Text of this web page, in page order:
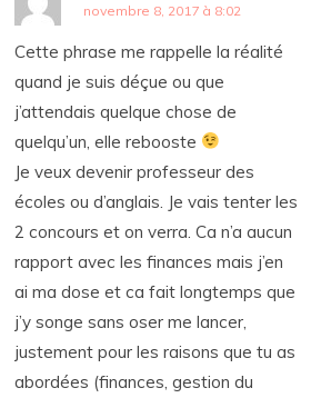
novembre 8, 2017 à 8:02
Cette phrase me rappelle la réalité
quand je suis déçue ou que
j’attendais quelque chose de
quelqu’un, elle rebooste
Je veux devenir professeur des
écoles ou d’anglais. Je vais tenter les
2 concours et on verra. Ca n’a aucun
rapport avec les finances mais j’en
ai ma dose et ca fait longtemps que
j’y songe sans oser me lancer,
justement pour les raisons que tu as
abordées (finances, gestion du